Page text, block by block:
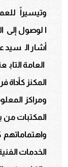
وتيسيراً
الوصول إلى
أشار السيد
العامة
المكنز كأداة
ومراكز
المكتبات
الخدمات